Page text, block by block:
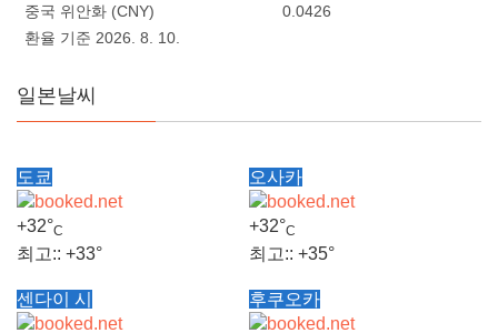
중국 위안화 (CNY)
0.0426
환율 기준 2026. 8. 10.
일본날씨
도쿄
+32°C
최고:: +33°
최저::+24°
오사카
+32°C
최고:: +35°
최저::+27°
센다이 시 후쿠오카